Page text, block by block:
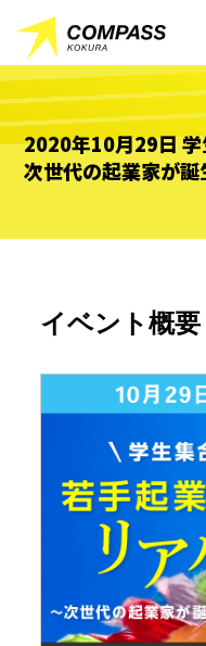
2020年10月29日 学
次世代の起業家が
イベント概要